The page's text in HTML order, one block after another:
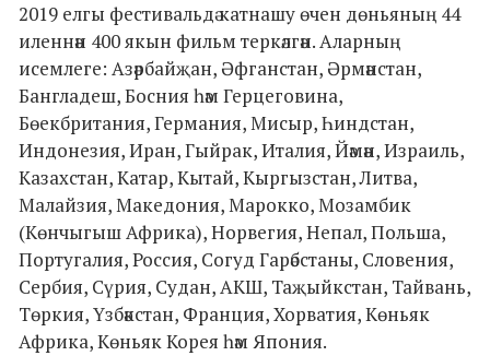
2019 елгы фестивальдә катнашу өчен дөньяның 44
иленнән 400 якын фильм теркәлгән. Аларның
исемлеге: Азәрбайҗан, Әфганстан, Әрмәнстан,
Бангладеш, Босния һәм Герцеговина,
Бөекбритания, Германия, Мисыр, Һиндстан,
Индонезия, Иран, Гыйрак, Италия, Йәмән, Израиль,
Казахстан, Катар, Кытай, Кыргызстан, Литва,
Малайзия, Македония, Марокко, Мозамбик
(Көнчыгыш Африка), Норвегия, Непал, Польша,
Португалия, Россия, Согуд Гарәбстаны, Словения,
Сербия, Сүрия, Судан, АКШ, Таҗыйкстан, Тайвань,
Төркия, Үзбәкстан, Франция, Хорватия, Көньяк
Африка, Көньяк Корея һәм Япония.